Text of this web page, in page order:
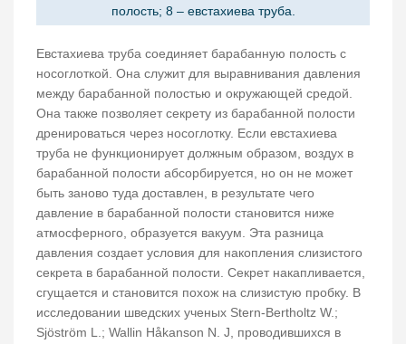
полость; 8 – евстахиева труба.
Евстахиева труба соединяет барабанную полость с
носоглоткой. Она служит для выравнивания давления
между барабанной полостью и окружающей средой.
Она также позволяет секрету из барабанной полости
дренироваться через носоглотку. Если евстахиева
труба не функционирует должным образом, воздух в
барабанной полости абсорбируется, но он не может
быть заново туда доставлен, в результате чего
давление в барабанной полости становится ниже
атмосферного, образуется вакуум. Эта разница
давления создает условия для накопления слизистого
секрета в барабанной полости. Секрет накапливается,
сгущается и становится похож на слизистую пробку. В
исследовании шведских ученых Stern-Bertholtz W.;
Sjöström L.; Wallin Håkanson N. J, проводившихся в